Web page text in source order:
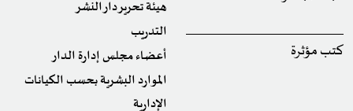
كتب مؤثرة
هيئة تحرير دار النشر
التدريب
أعضاء مجلس إدارة الدار
الموارد البشرية بحسب الكيانات
الإدارية